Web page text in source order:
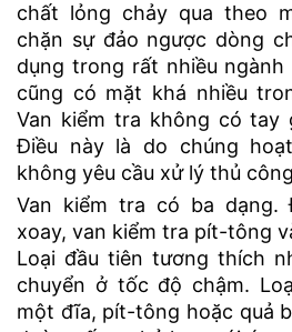
chất lỏng chảy qua theo
chặn sự đảo ngược dòng
dụng trong rất nhiều
cũng có mặt khá nhiều
Van kiểm tra không có tay
Điều này là do chúng
không yêu cầu xử lý thủ
Van kiểm tra có ba dạng.
xoay, van kiểm tra pít-tông
Loại đầu tiên tương thích
chuyển ở tốc độ chậm.
một đĩa, pít-tông hoặc quả